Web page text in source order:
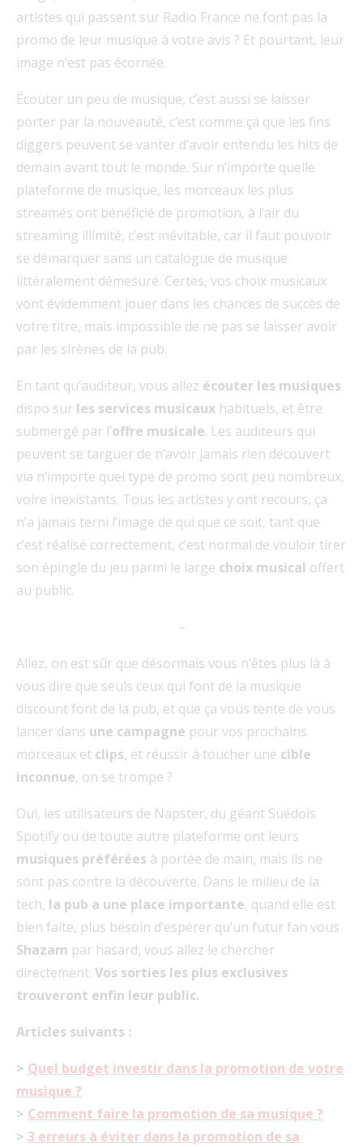
artistes qui passent sur Radio France ne font pas la
promo de leur musique à votre avis ? Et pourtant, leur
image n’est pas écornée.
Écouter un peu de musique, c’est aussi se laisser
porter par la nouveauté, c’est comme ça que les fins
diggers peuvent se vanter d’avoir entendu les hits de
demain avant tout le monde. Sur n’importe quelle
plateforme de musique, les morceaux les plus
streamés ont bénéficié de promotion, à l’air du
streaming illimité, c’est inévitable, car il faut pouvoir
se démarquer sans un catalogue de musique
littéralement démesuré. Certes, vos choix musicaux
vont évidemment jouer dans les chances de succès de
votre titre, mais impossible de ne pas se laisser avoir
par les sirènes de la pub.
En tant qu’auditeur, vous allez écouter les musiques
dispo sur les services musicaux habituels, et être
submergé par l’offre musicale. Les auditeurs qui
peuvent se targuer de n’avoir jamais rien découvert
via n’importe quel type de promo sont peu nombreux,
voire inexistants. Tous les artistes y ont recours, ça
n’a jamais terni l’image de qui que ce soit, tant que
c’est réalisé correctement, c’est normal de vouloir tirer
son épingle du jeu parmi le large choix musical offert
au public.
–
Allez, on est sûr que désormais vous n’êtes plus là à
vous dire que seuls ceux qui font de la musique
discount font de la pub, et que ça vous tente de vous
lancer dans une campagne pour vos prochains
morceaux et clips, et réussir à toucher une cible
inconnue, on se trompe ?
Oui, les utilisateurs de Napster, du géant Suédois
Spotify ou de toute autre plateforme ont leurs
musiques préférées à portée de main, mais ils ne
sont pas contre la découverte. Dans le milieu de la
tech, la pub a une place importante, quand elle est
bien faite, plus besoin d’espérer qu’un futur fan vous
Shazam par hasard, vous allez le chercher
directement. Vos sorties les plus exclusives
trouveront enfin leur public.
Articles suivants :
> Quel budget investir dans la promotion de votre
musique ?
> Comment faire la promotion de sa musique ?
> 3 erreurs à éviter dans la promotion de sa